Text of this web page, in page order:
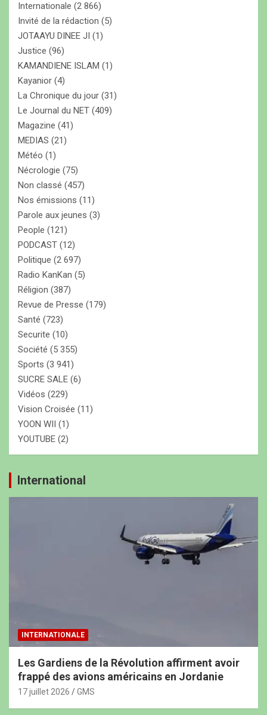
Internationale (2 866)
Invité de la rédaction (5)
JOTAAYU DINEE JI (1)
Justice (96)
KAMANDIENE ISLAM (1)
Kayanior (4)
La Chronique du jour (31)
Le Journal du NET (409)
Magazine (41)
MEDIAS (21)
Météo (1)
Nécrologie (75)
Non classé (457)
Nos émissions (11)
Parole aux jeunes (3)
People (121)
PODCAST (12)
Politique (2 697)
Radio KanKan (5)
Réligion (387)
Revue de Presse (179)
Santé (723)
Securite (10)
Société (5 355)
Sports (3 941)
SUCRE SALE (6)
Vidéos (229)
Vision Croisée (11)
YOON WII (1)
YOUTUBE (2)
International
INTERNATIONALE
Les Gardiens de la Révolution affirment avoir
frappé des avions américains en Jordanie
17 juillet 2026 GMS